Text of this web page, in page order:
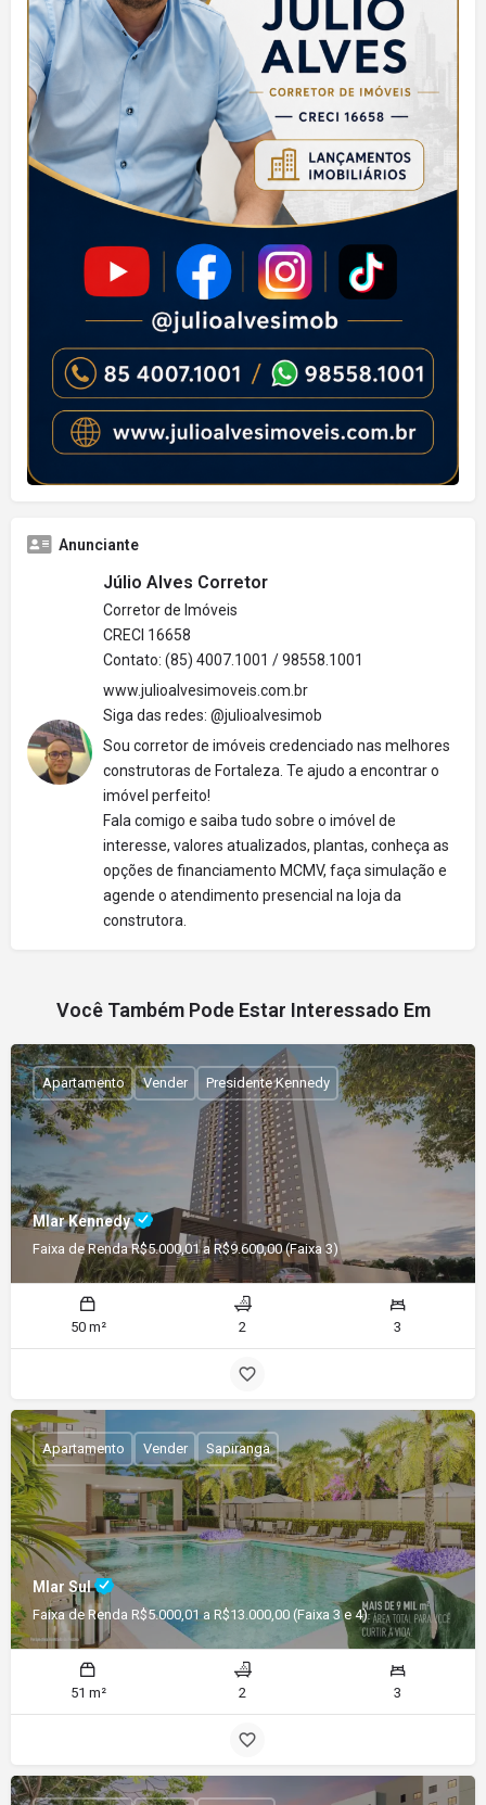
Anunciante
Júlio Alves Corretor
Corretor de Imóveis
CRECI 16658
Contato: (85) 4007.1001 / 98558.1001
www.julioalvesimoveis.com.br
Siga das redes: @julioalvesimob
Sou corretor de imóveis credenciado nas melhores
construtoras de Fortaleza. Te ajudo a encontrar o
imóvel perfeito!
Fala comigo e saiba tudo sobre o imóvel de
interesse, valores atualizados, plantas, conheça as
opções de financiamento MCMV, faça simulação e
agende o atendimento presencial na loja da
construtora.
Você Também Pode Estar Interessado Em
Mlar Kennedy
Faixa de Renda R$5.000,01 a R$9.600,00 (Faixa 3)
Apartamento Vender Presidente Kennedy
50 m² 2 3
Mlar Sul
Faixa de Renda R$5.000,01 a R$13.000,00 (Faixa 3 e 4)
Apartamento Vender Sapiranga
51 m² 2 3